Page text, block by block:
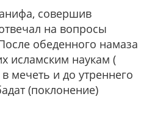
совершив
на вопросы
обеденного намаза
исламским наукам (
мечеть и до утреннего
(поклонение)